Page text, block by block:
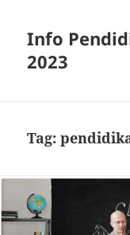
Info
2023
Tag: